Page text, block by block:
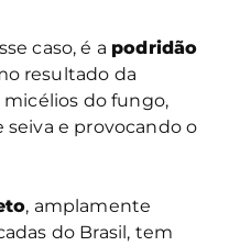
caso, é a podridão
resultado da
do fungo,
e provocando o
, amplamente
do Brasil, tem